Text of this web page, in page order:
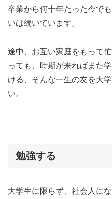
卒業から何十年たった今で
いは続いています。
途中、お互い家庭をもって
っても、時期が来ればまた
ける、そんな一生の友を大
い。
勉強する
大学生に限らず、社会人に